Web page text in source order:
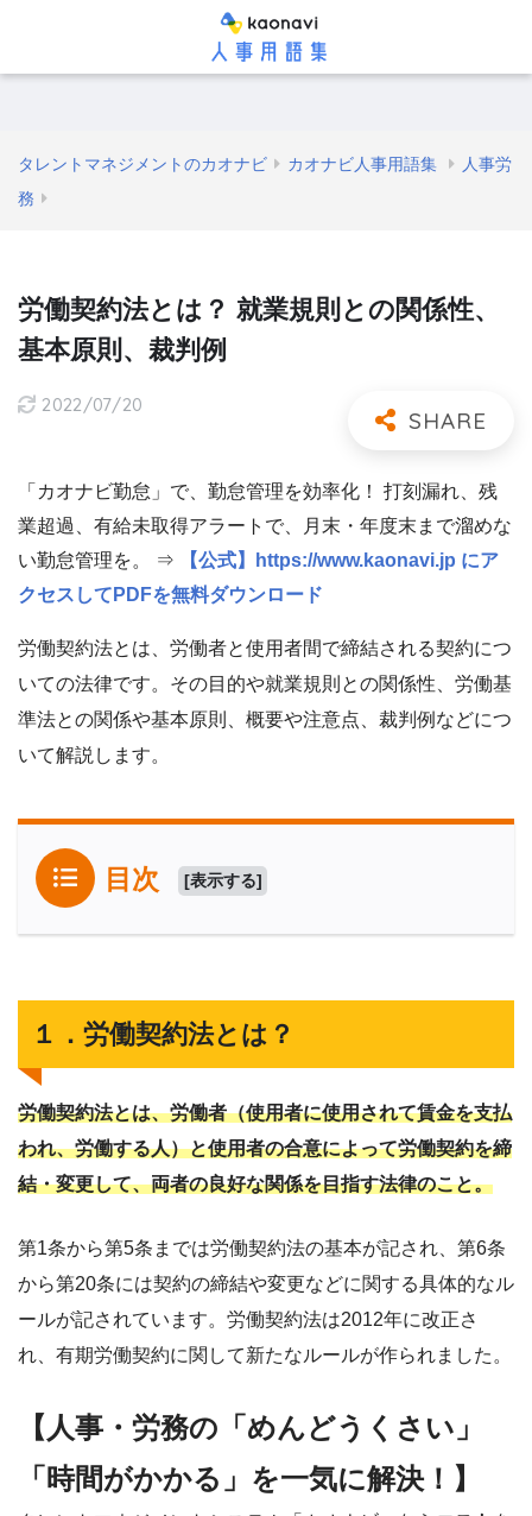
タレントマネジメントのカオナビ カオナビ人事用語集
人事労
務
労働契約法とは？ 就業規則との関係性、
基本原則、裁判例
2022/07/20
「カオナビ勤怠」で、勤怠管理を効率化！ 打刻漏れ、残
業超過、有給未取得アラートで、月末・年度末まで溜めな
い勤怠管理を。 ⇒
【公式】https://www.kaonavi.jp にア
クセスしてPDFを無料ダウンロード
労働契約法とは、労働者と使用者間で締結される契約につ
いての法律です。その目的や就業規則との関係性、労働基
準法との関係や基本原則、概要や注意点、裁判例などにつ
いて解説します。
目次 [表示する]
１．労働契約法とは？
労働契約法とは、労働者（使用者に使用されて賃金を支払
われ、労働する人）と使用者の合意によって労働契約を締
結・変更して、両者の良好な関係を目指す法律のこと。
第1条から第5条までは労働契約法の基本が記され、第6条
から第20条には契約の締結や変更などに関する具体的なル
ールが記されています。労働契約法は2012年に改正さ
れ、有期労働契約に関して新たなルールが作られました。
【人事・労務の「めんどうくさい」
「時間がかかる」を一気に解決！】